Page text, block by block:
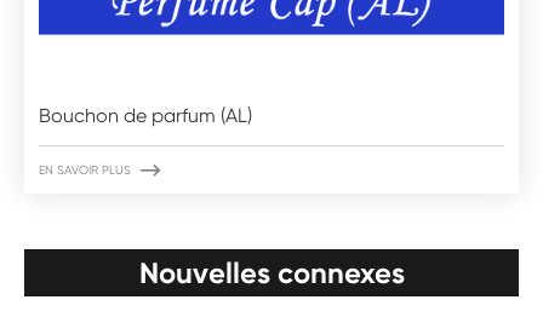
Bouchon de parfum (AL)
EN SAVOIR PLUS 
Nouvelles connexes